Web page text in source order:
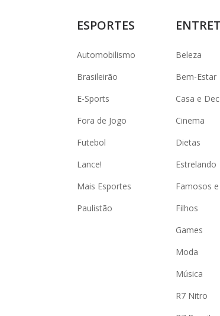
ESPORTES
Automobilismo
Brasileirão
E-Sports
Fora de Jogo
Futebol
Lance!
Mais Esportes
Paulistão
Beleza
Bem-Estar
Casa e
Cinema
Dietas
Estrelando
Famosos
Filhos
Games
Moda
Música
R7 Nitro